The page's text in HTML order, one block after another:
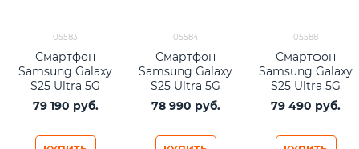
05583
Смартфон
Samsung Galaxy
S25 Ultra 5G
12/1TB Titanium
Black
79 190 руб.
05584
Смартфон
Samsung Galaxy
S25 Ultra 5G
12/1TB Titanium
Gray
78 990 руб.
05588
Смартфон
Samsung Galaxy
S25 Ultra 5G
12/1TB Titanium
Silverblue
79 490 руб.